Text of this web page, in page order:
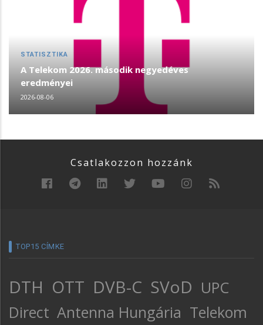
STATISZTIKA
A Telekom 2026. második negyedéves
eredményei
2026-08-06
Csatlakozzon hozzánk
TOP15 CÍMKE
DTH OTT DVB-C SVoD UPC
Direct Antenna Hungária Telekom